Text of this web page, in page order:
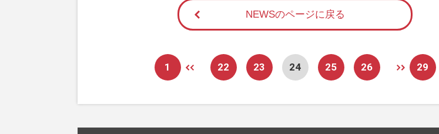
NEWSのページに戻る
1 22 23 24 25 26 29